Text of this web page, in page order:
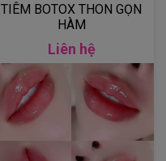
TIÊM BOTOX THON GỌN
HÀM
Liên hệ